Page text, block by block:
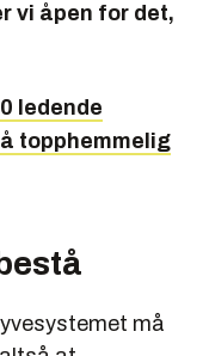
vi åpen for det,
ledende
topphemmelig
må